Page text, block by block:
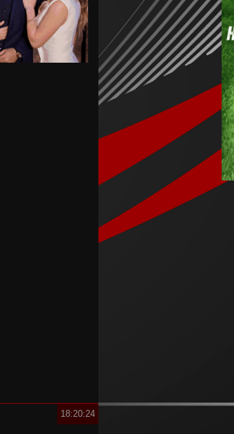
со Тотенхем
го заврши
Лајпциг
18:20:24